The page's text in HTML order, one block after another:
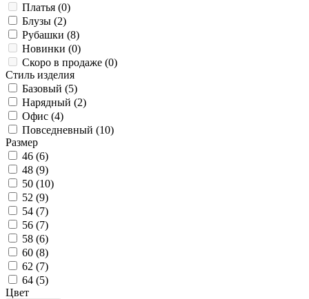
Платья (0)
Блузы (2)
Рубашки (8)
Новинки (0)
Скоро в продаже (0)
Стиль изделия
Базовый (5)
Нарядный (2)
Офис (4)
Повседневный (10)
Размер
46 (6)
48 (9)
50 (10)
52 (9)
54 (7)
56 (7)
58 (6)
60 (8)
62 (7)
64 (5)
Цвет